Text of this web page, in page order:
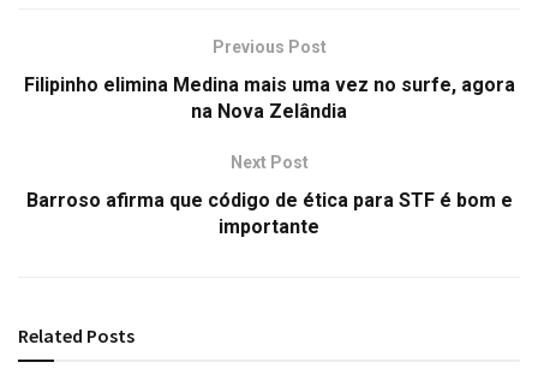
Previous Post
Filipinho elimina Medina mais uma vez no surfe, agora
na Nova Zelândia
Next Post
Barroso afirma que código de ética para STF é bom e
importante
Related Posts